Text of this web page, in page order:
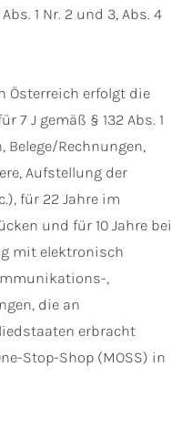
1 Nr. 2 und 3, Abs. 4
Österreich erfolgt die
7 J gemäß § 132 Abs. 1
Belege/Rechnungen,
Aufstellung der
für 22 Jahre im
und für 10 Jahre bei
mit elektronisch
,
die an
erbracht
Stop-Shop (MOSS) in